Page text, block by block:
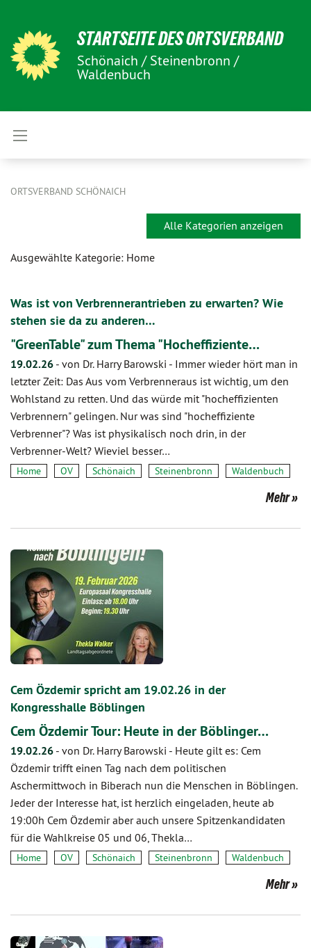
STARTSEITE DES ORTSVERBAND
Schönaich / Steinenbronn /
Waldenbuch
ORTSVERBAND SCHÖNAICH
Alle Kategorien anzeigen
Ausgewählte Kategorie: Home
Was ist von Verbrennerantrieben zu erwarten? Wie
stehen sie da zu anderen…
"GreenTable" zum Thema "Hocheffiziente…
19.02.26 - von Dr. Harry Barowski - Immer wieder hört man in
letzter Zeit: Das Aus vom Verbrenneraus ist wichtig, um den
Wohlstand zu retten. Und das würde mit "hocheffizienten
Verbrennern" gelingen. Nur was sind "hocheffiziente
Verbrenner"? Was ist physikalisch noch drin, in der
Verbrenner-Welt? Wieviel besser…
Home OV Schönaich Steinenbronn Waldenbuch
Mehr
Cem Özdemir spricht am 19.02.26 in der
Kongresshalle Böblingen
Cem Özdemir Tour: Heute in der Böblinger…
19.02.26 - von Dr. Harry Barowski - Heute gilt es: Cem
Özdemir trifft einen Tag nach dem politischen
Aschermittwoch in Biberach nun die Menschen in Böblingen.
Jeder der Interesse hat, ist herzlich eingeladen, heute ab
19:00h Cem Özdemir aber auch unsere Spitzenkandidaten
für die Wahlkreise 05 und 06, Thekla…
Home OV Schönaich Steinenbronn Waldenbuch
Mehr